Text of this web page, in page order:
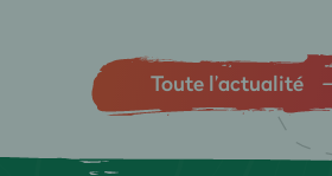
Toute l’actualité